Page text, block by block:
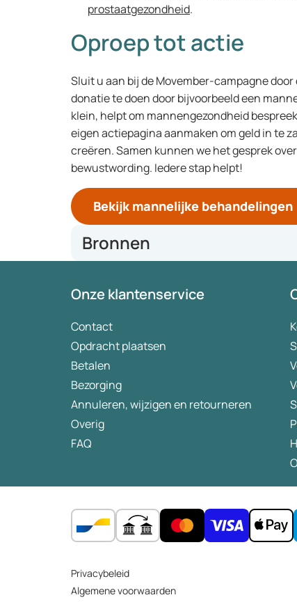
prostaatgezondheid.
Oproep tot actie
Sluit u aan bij de Movember-campagne
donatie te doen door bijvoorbeeld een
klein, helpt om mannengezondheid
eigen actiepagina aanmaken om geld in te
creëren. Samen kunnen we het gesprek
bewustwording. Iedere stap helpt!
Bekijk mannelijke behandelingen
Bronnen
TrueNTH | Prostate Cancer UK
promotion and early intervention for mental
Onze klantenservice
Contact
Opdracht plaatsen
Betalen
Bezorging
Annuleren, wijzigen en retourneren
Overig
FAQ
Privacybeleid
Algemene voorwaarden